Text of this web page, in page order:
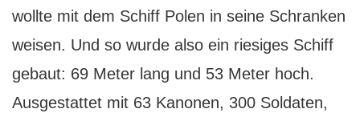
wollte mit dem Schiff Polen in seine Schranken
weisen. Und so wurde also ein riesiges Schiff
gebaut: 69 Meter lang und 53 Meter hoch.
Ausgestattet mit 63 Kanonen, 300 Soldaten,